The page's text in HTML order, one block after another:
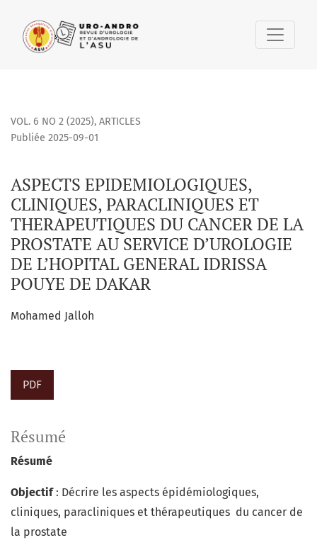
VOL. 6 NO 2 (2025), ARTICLES
ASPECTS EPIDEMIOLOGIQUES,
CLINIQUES, PARACLINIQUES ET
THERAPEUTIQUES DU CANCER DE LA
PROSTATE AU SERVICE D’UROLOGIE
DE L’HOPITAL GENERAL IDRISSA
POUYE DE DAKAR
Publiée 2025-09-01
Mohamed Jalloh
PDF
Résumé
Résumé
Objectif : Décrire les aspects épidémiologiques,
cliniques, paracliniques et thérapeutiques du cancer de
la prostate